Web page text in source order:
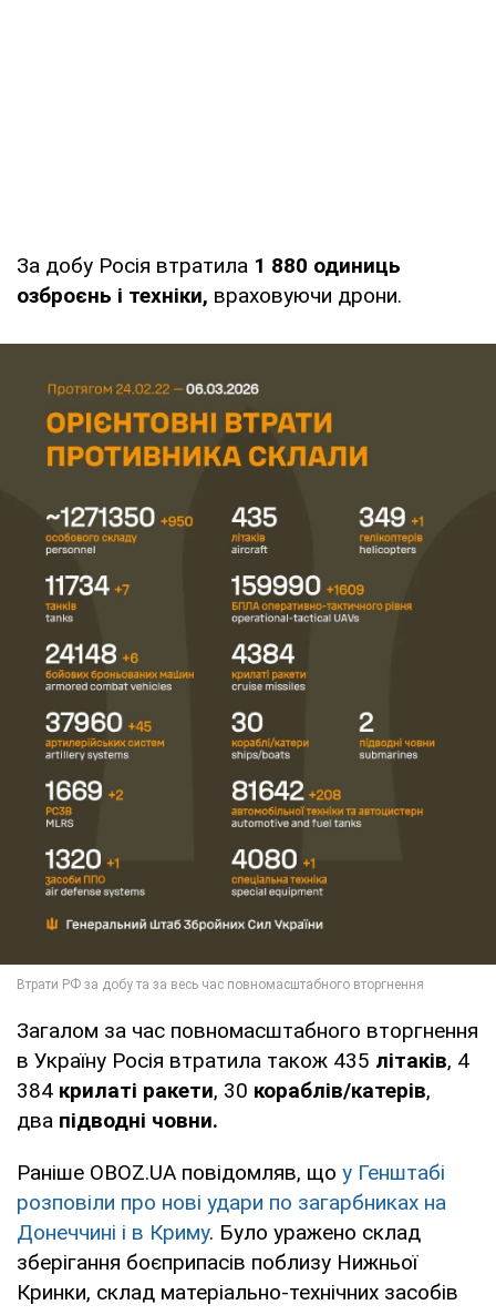
За добу Росія втратила 1 880 одиниць
озброєнь і техніки, враховуючи дрони.
Загалом за час повномасштабного вторгнення
в Україну Росія втратила також 435 літаків, 4
384 крилаті ракети, 30 кораблів/катерів,
два підводні човни.
Раніше OBOZ.UA повідомляв, що у Генштабі
розповіли про нові удари по загарбниках на
Донеччині і в Криму. Було уражено склад
зберігання боєприпасів поблизу Нижньої
Кринки, склад матеріально-технічних засобів